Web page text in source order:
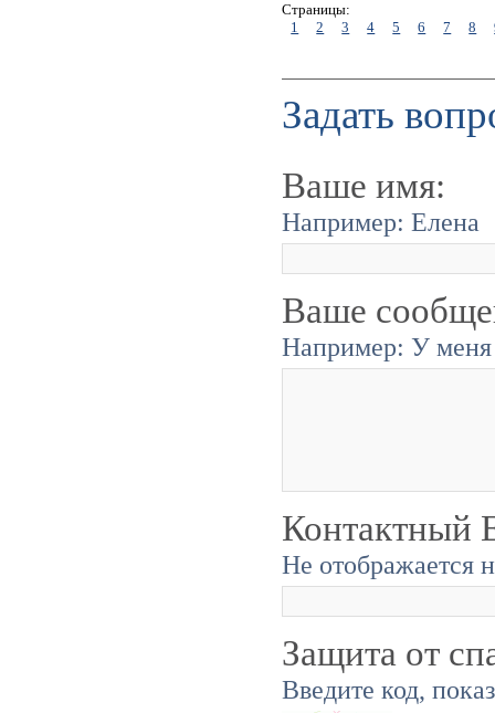
Страницы:
1
2 3 4 5 6 7 8
Задать
Ваше имя:
Например: Елена
Ваше
Например: У меня
Контактный
Не отображается
Защита от
Введите код,